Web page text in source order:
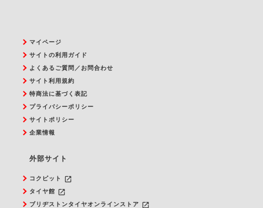
マイページ
サイトの利用ガイド
よくあるご質問／お問合わせ
サイト利用規約
特商法に基づく表記
プライバシーポリシー
サイトポリシー
企業情報
外部サイト
コクピット launch
タイヤ館 launch
ブリヂストンタイヤオンラインストア launch